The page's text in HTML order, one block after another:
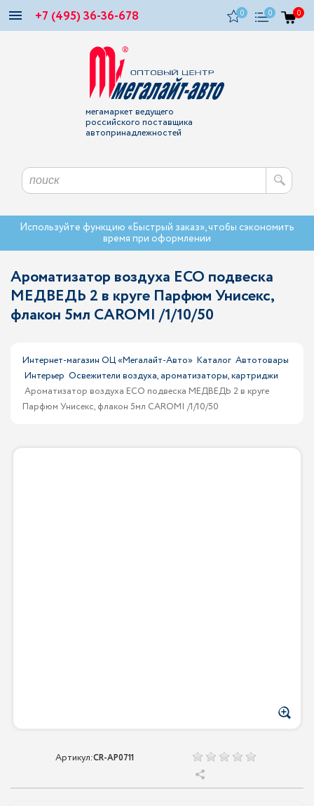
+7 (495) 36-36-678 0 0 0
мегамаркет ведущего
российского поставщика
автопринадлежностей
Используйте функцию «Быстрый заказ», чтобы сэкономить
время при оформлении
Ароматизатор воздуха ЕСО подвеска
МЕДВЕДЬ 2 в круге Парфюм Унисекс,
флакон 5мл CAROMI /1/10/50
Интернет-магазин ОЦ «Мегалайт-Авто» Каталог Автотовары
Интерьер Освежители воздуха, ароматизаторы, картриджи
Ароматизатор воздуха ЕСО подвеска МЕДВЕДЬ 2 в круге
Парфюм Унисекс, флакон 5мл CAROMI /1/10/50
Артикул:CR-АР0711